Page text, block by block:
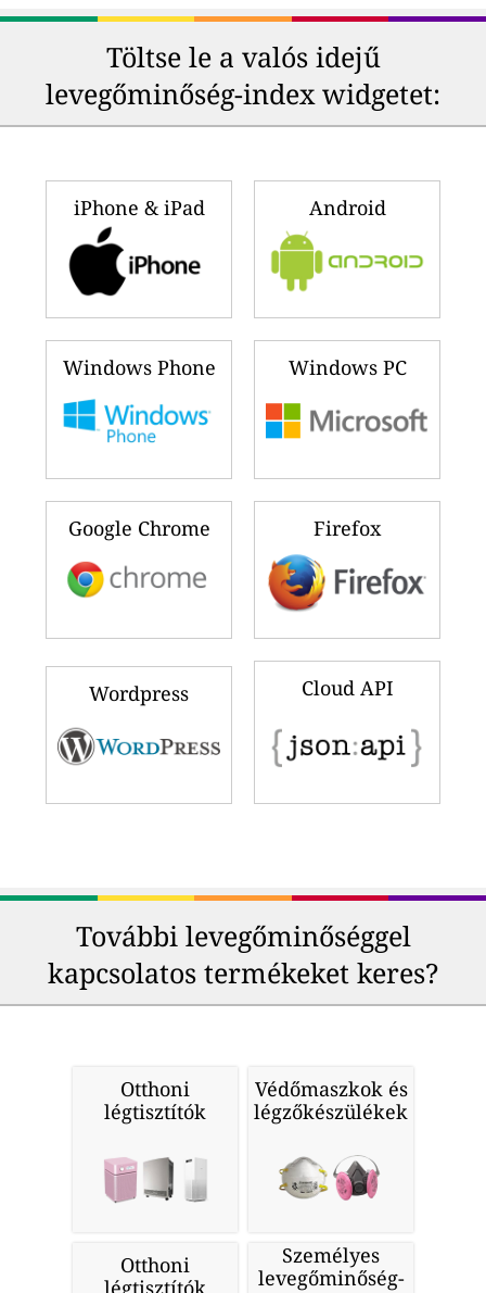
Töltse le a valós idejű
levegőminőség-index widgetet:
iPhone & iPad Android
Windows Phone Windows PC
Google Chrome Firefox
Wordpress Cloud API
További levegőminőséggel
kapcsolatos termékeket keres?
Otthoni
légtisztítók
Védőmaszkok és
légzőkészülékek
Otthoni
légtisztítók
Személyes
levegőminőség-